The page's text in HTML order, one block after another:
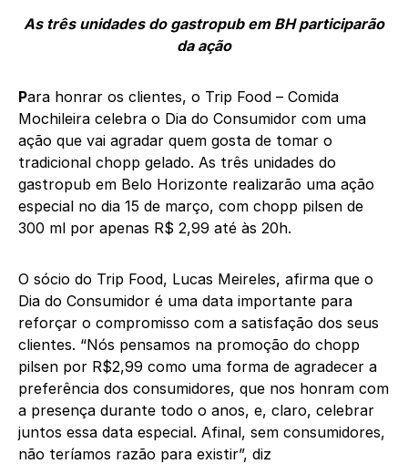
As três unidades do gastropub em BH participarão
da ação
Para honrar os clientes, o Trip Food – Comida
Mochileira celebra o Dia do Consumidor com uma
ação que vai agradar quem gosta de tomar o
tradicional chopp gelado. As três unidades do
gastropub em Belo Horizonte realizarão uma ação
especial no dia 15 de março, com chopp pilsen de
300 ml por apenas R$ 2,99 até às 20h.
O sócio do Trip Food, Lucas Meireles, afirma que o
Dia do Consumidor é uma data importante para
reforçar o compromisso com a satisfação dos seus
clientes. “Nós pensamos na promoção do chopp
pilsen por R$2,99 como uma forma de agradecer a
preferência dos consumidores, que nos honram com
a presença durante todo o anos, e, claro, celebrar
juntos essa data especial. Afinal, sem consumidores,
não teríamos razão para existir”, diz